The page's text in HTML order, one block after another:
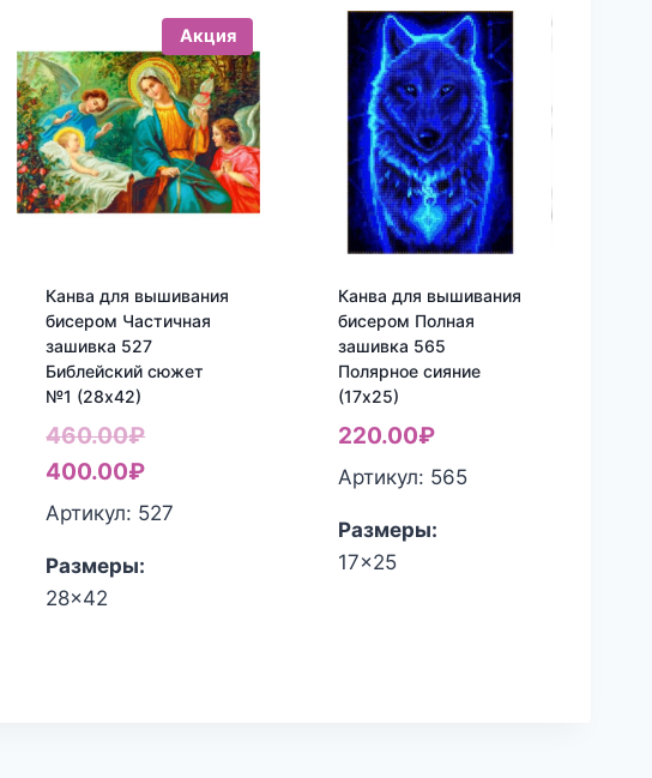
Акция
Канва для вышивания
бисером Частичная
зашивка 527
Библейский сюжет
№1 (28х42)
460.00₽Первоначальная
цена
составляла
400.00₽Текущая
цена:
Артикул: 527
Размеры:
28x42
Канва для вышивания
бисером Полная
зашивка 565
Полярное сияние
(17х25)
220.00₽
Артикул: 565
Размеры:
17x25